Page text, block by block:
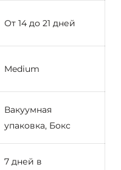
От 14 до 21 дней
Medium
Вакуумная
упаковка, Бокс
7 дней в